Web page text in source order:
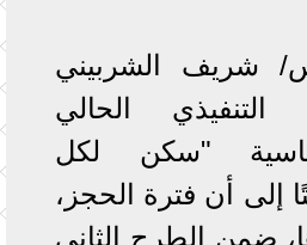
شريف الشربيني
الحالي
"سكن لكل
إلى أن فترة الحجز،
ضمن الطرح الثاني